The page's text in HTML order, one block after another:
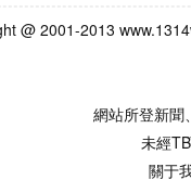
@ 2001-2013
網站所登新聞
未經
關于